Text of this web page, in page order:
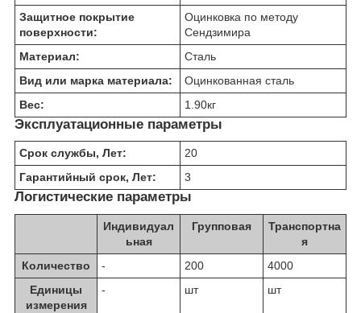
Защитное покрытие
поверхности:
Оцинковка по методу
Сендзимира
Материал:
Сталь
Вид или марка материала:
Оцинкованная сталь
Вес:
1.90кг
Эксплуатационные параметры
Срок службы, Лет:
20
Гарантийный срок, Лет:
3
Логистические параметры
Индивидуал
ьная
Групповая
Транспортна
я
Количество
- 200
4000
Единицы
измерения
- шт шт